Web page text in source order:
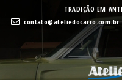
TRADIÇÃO EM
contato@ateliedocarro.com.br